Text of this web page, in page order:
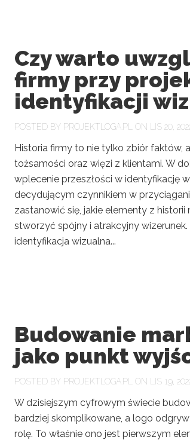
Czy warto
firmy przy
identyfikacji
POSTED BY PROJEKTLOGA.PL ON LIS 20,
Historia firmy to nie tylko zbiór faktów,
tożsamości oraz więzi z klientami. W
wplecenie przeszłości w identyfikację
decydującym czynnikiem w
zastanowić się, jakie elementy z
stworzyć spójny i atrakcyjny
identyfikacja wizualna...
Budowanie
jako punkt
POSTED BY PROJEKTLOGA.PL ON LIS 19,
W dzisiejszym cyfrowym świecie
bardziej skomplikowane, a logo
rolę. To właśnie ono jest pierwszym